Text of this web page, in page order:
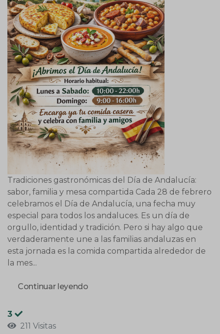
Tradiciones gastronómicas del Día de Andalucía:
sabor, familia y mesa compartida Cada 28 de febrero
celebramos el Día de Andalucía, una fecha muy
especial para todos los andaluces. Es un día de
orgullo, identidad y tradición. Pero si hay algo que
verdaderamente une a las familias andaluzas en
esta jornada es la comida compartida alrededor de
la mes...
Continuar leyendo
3
211 Visitas